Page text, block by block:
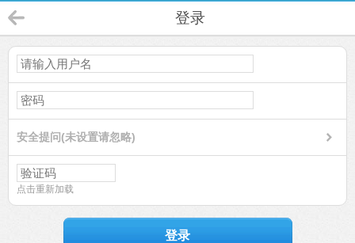
登录
安全提问(未设置请忽略)
点击重新加载
登录